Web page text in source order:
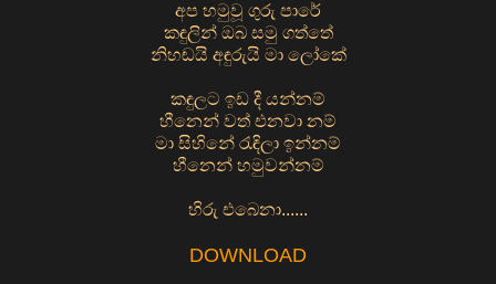
අප හමුවූ ගුරු පාරේ
කඳුලින් ඔබ සමු ගත්තේ
නිහඬයි අඳුරුයි මා ලෝකේ
කඳුලට ඉඩ දී යන්නම්
හීනෙන් වත් එනවා නම්
මා සිහිනේ රැඳිලා ඉන්නම්
හීනෙන් හමුවන්නම්
හිරු එබෙනා......
DOWNLOAD